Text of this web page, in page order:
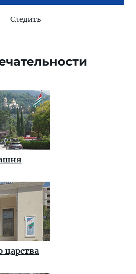
Следить
царства